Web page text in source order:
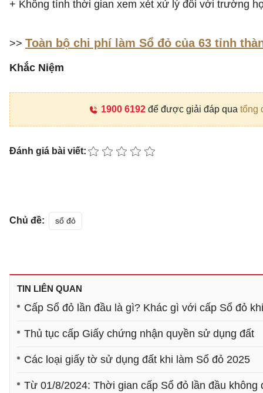
+ Không tính thời gian xem xét xử lý đối với trường
>> Toàn bộ chi phí làm Sổ đỏ của 63 tỉnh
Khắc Niệm
1900 6192để được giải đáp qua tổng
Đánh giá bài viết:
Chủ đề: sổ đỏ
TIN LIÊN QUAN
Cấp Sổ đỏ lần đầu là gì? Khác gì với cấp Sổ đỏ
Thủ tục cấp Giấy chứng nhận quyền sử dụng đất
Các loại giấy tờ sử dụng đất khi làm Sổ đỏ 2025
Từ 01/8/2024: Thời gian cấp Sổ đỏ lần đầu không